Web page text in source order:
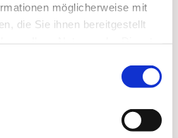
möglicherweise mit
die Sie ihnen bereitgestellt
Sie auch